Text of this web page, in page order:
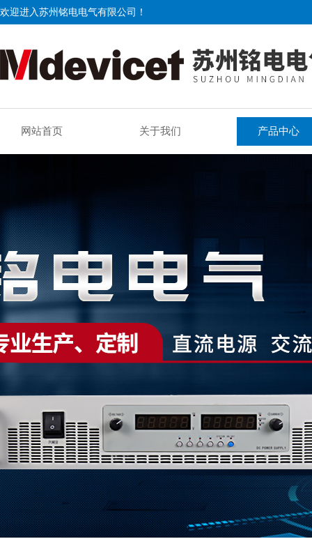
欢迎进入苏州铭电电气有限公司！
网站首页 关于我们 产品中心